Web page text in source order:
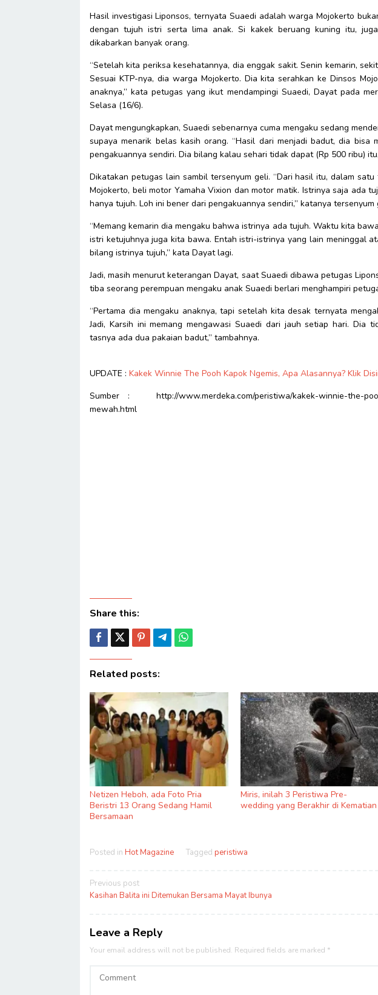
Hasil investigasi Liponsos, ternyata Suaedi adalah warga Mojokerto
dengan tujuh istri serta lima anak. Si kakek beruang kuning itu,
dikabarkan banyak orang.
“Setelah kita periksa kesehatannya, dia enggak sakit. Senin kemarin,
Sesuai KTP-nya, dia warga Mojokerto. Dia kita serahkan ke Dinsos
anaknya,” kata petugas yang ikut mendampingi Suaedi, Dayat pada
Selasa (16/6).
Dayat mengungkapkan, Suaedi sebenarnya cuma mengaku sedang
supaya menarik belas kasih orang. “Hasil dari menjadi badut, dia bisa
pengakuannya sendiri. Dia bilang kalau sehari tidak dapat (Rp 500 ribu)
Dikatakan petugas lain sambil tersenyum geli. “Dari hasil itu, dalam
Mojokerto, beli motor Yamaha Vixion dan motor matik. Istrinya saja ada
hanya tujuh. Loh ini bener dari pengakuannya sendiri,” katanya
“Memang kemarin dia mengaku bahwa istrinya ada tujuh. Waktu kita
istri ketujuhnya juga kita bawa. Entah istri-istrinya yang lain meninggal
bilang istrinya tujuh,” kata Dayat lagi.
Jadi, masih menurut keterangan Dayat, saat Suaedi dibawa petugas
tiba seorang perempuan mengaku anak Suaedi berlari menghampiri
“Pertama dia mengaku anaknya, tapi setelah kita desak ternyata
Jadi, Karsih ini memang mengawasi Suaedi dari jauh setiap hari. Dia
tasnya ada dua pakaian badut,” tambahnya.
UPDATE : Kakek Winnie The Pooh Kapok Ngemis, Apa Alasannya? Klik
Sumber : http://www.merdeka.com/peristiwa/kakek-winnie-the-
mewah.html
Share this:
Related posts:
Netizen Heboh, ada Foto Pria
Beristri 13 Orang Sedang Hamil
Bersamaan
Miris, inilah 3 Peristiwa Pre-
wedding yang Berakhir di Kematian
Posted in Hot Magazine Tagged peristiwa
Post
navigation
Previous post
Kasihan Balita ini Ditemukan Bersama Mayat Ibunya
Leave a Reply
Your email address will not be published. Required fields are marked *